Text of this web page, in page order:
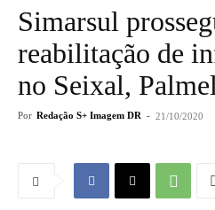
Simarsul
reabilitação de
no Seixal,
Por Redação S+ Imagem DR - 21/10/2020